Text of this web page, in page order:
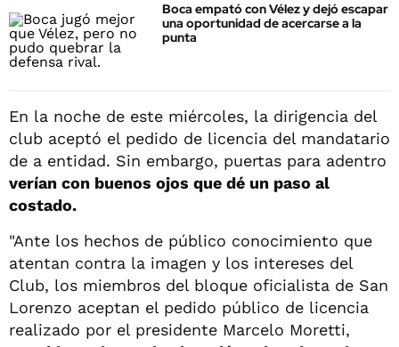
Boca empató con Vélez y dejó escapar
una oportunidad de acercarse a la
punta
En la noche de este miércoles, la dirigencia del
club aceptó el pedido de licencia del mandatario
de a entidad. Sin embargo, puertas para adentro
verían con buenos ojos que dé un paso al
costado.
"Ante los hechos de público conocimiento que
atentan contra la imagen y los intereses del
Club, los miembros del bloque oficialista de San
Lorenzo aceptan el pedido público de licencia
realizado por el presidente Marcelo Moretti,